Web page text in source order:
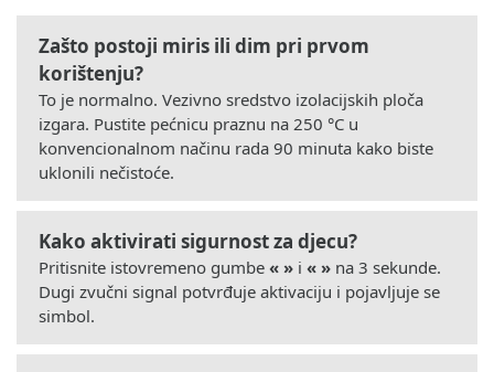
Zašto postoji miris ili dim pri prvom
korištenju?
To je normalno. Vezivno sredstvo izolacijskih ploča
izgara. Pustite pećnicu praznu na 250 °C u
konvencionalnom načinu rada 90 minuta kako biste
uklonili nečistoće.
Kako aktivirati sigurnost za djecu?
Pritisnite istovremeno gumbe « » i « » na 3 sekunde.
Dugi zvučni signal potvrđuje aktivaciju i pojavljuje se
simbol.